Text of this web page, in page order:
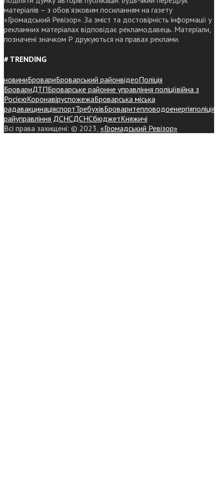
матеріалів – з обов’язковим посиланням на газету
«Громадський Ревізор». За зміст та достовірність інформації у
рекламних матеріалах відповідає рекламодавець. Матеріали,
позначені значком Р друкуються на правах реклами.
# TRENDING
новиниБровариБроварський районвідеоПоліція
БровариДТПБроварське районне управління поліціївійна з
РосієюКоронавіруспожежаБроварська міська
радавакцинаціяспортТребухівБроваритепловодоенергіяполіція
райуправління ДСНСДСНСбюджетКняжичі
Всі права захищені: © 2023, «Громадський Ревізор»